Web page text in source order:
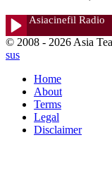
© 2008 - 2026 Asia
sus
Home
About
Terms
Legal
Disclaimer